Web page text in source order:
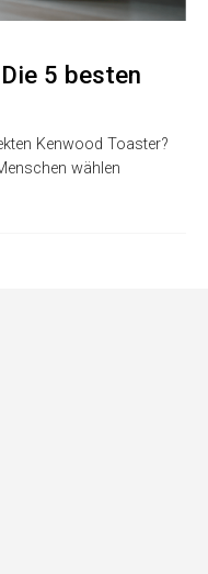
5 besten
Kenwood Toaster?
wählen